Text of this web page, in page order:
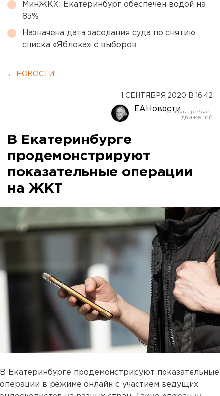
МинЖКХ: Екатеринбург обеспечен водой на
85%
Назначена дата заседания суда по снятию
списка «Яблока» с выборов
← НОВОСТИ
1 СЕНТЯБРЯ 2020 В 16:42
ЕАНовости
В Екатеринбурге
продемонстрируют
показательные операции
на ЖКТ
В Екатеринбурге продемонстрируют показательные
операции в режиме онлайн с участием ведущих